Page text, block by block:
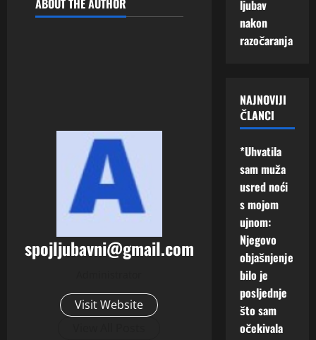
ABOUT THE AUTHOR
spojljubavni@gmail.com
Visit Website
j
t
i
j
e
n
ž
i
o
t
6
Augusta,
2026
Augusta,
g
k
a
m
“
Augusta,
2026
ljubav
nakon
razočaranja
NAJNOVIJI
ČLANCI
*Uhvatila
sam muža
usred noći
s mojom
ujnom:
Njegovo
objašnjenje
bilo je
posljednje
što sam
očekivala